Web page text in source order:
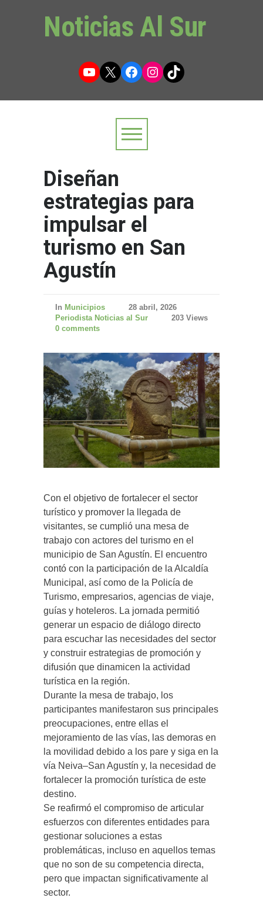
Noticias Al Sur
YouTube
X Facebook
Instagram
TikTok
Diseñan
estrategias para
impulsar el
turismo en San
Agustín
In Municipios
28 abril, 2026
Periodista Noticias al Sur
203 Views
0 comments
Con el objetivo de fortalecer el sector
turístico y promover la llegada de
visitantes, se cumplió una mesa de
trabajo con actores del turismo en el
municipio de San Agustín. El encuentro
contó con la participación de la Alcaldía
Municipal, así como de la Policía de
Turismo, empresarios, agencias de viaje,
guías y hoteleros. La jornada permitió
generar un espacio de diálogo directo
para escuchar las necesidades del sector
y construir estrategias de promoción y
difusión que dinamicen la actividad
turística en la región.
Durante la mesa de trabajo, los
participantes manifestaron sus principales
preocupaciones, entre ellas el
mejoramiento de las vías, las demoras en
la movilidad debido a los pare y siga en la
vía Neiva–San Agustín y, la necesidad de
fortalecer la promoción turística de este
destino.
Se reafirmó el compromiso de articular
esfuerzos con diferentes entidades para
gestionar soluciones a estas
problemáticas, incluso en aquellos temas
que no son de su competencia directa,
pero que impactan significativamente al
sector.